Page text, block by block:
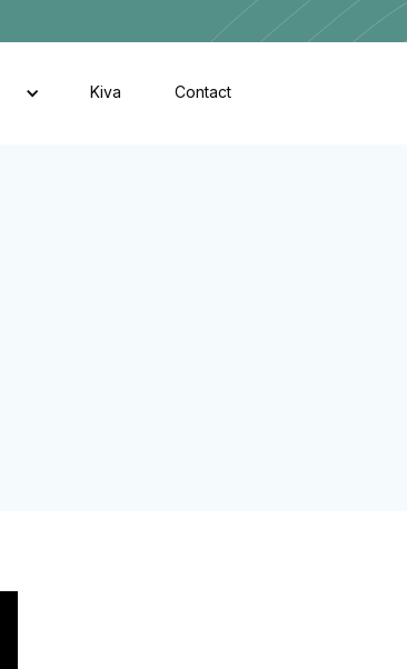
Kiva Contact